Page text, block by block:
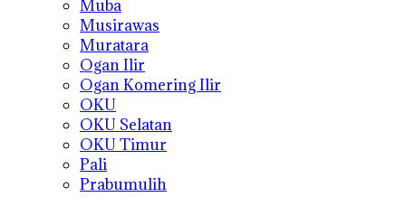
Muba
Musirawas
Muratara
Ogan Ilir
Ogan Komering Ilir
OKU
OKU Selatan
OKU Timur
Pali
Prabumulih